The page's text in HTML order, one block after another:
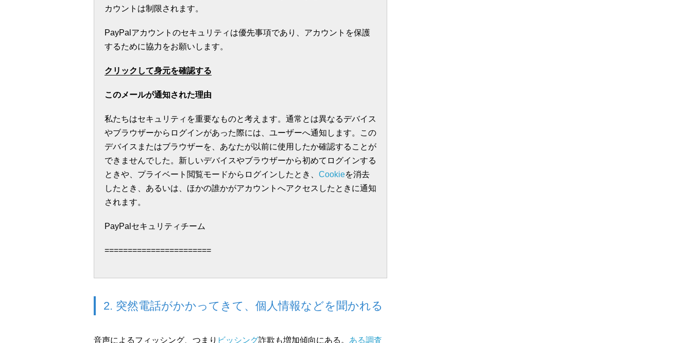
カウントは制限されます。
PayPalアカウントのセキュリティは優先事項であり、アカウントを保護
するために協力をお願いします。
クリックして身元を確認する
このメールが通知された理由
私たちはセキュリティを重要なものと考えます。通常とは異なるデバイス
やブラウザーからログインがあった際には、ユーザーへ通知します。この
デバイスまたはブラウザーを、あなたが以前に使用したか確認することが
できませんでした。新しいデバイスやブラウザーから初めてログインする
ときや、プライベート閲覧モードからログインしたとき、 Cookieを消去
したとき、あるいは、ほかの誰かがアカウントへアクセスしたときに通知
されます。
PayPalセキュリティチーム
=======================
2. 突然電話がかかってきて、個人情報などを聞かれる
音声によるフィッシング、つまり ビッシング詐欺も増加傾向にある。 ある調査